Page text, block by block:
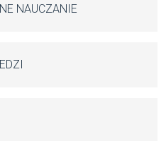
NAUCZANIE